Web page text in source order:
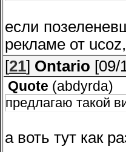
если
рекламе от
[21] Ontario [09/
Quote (abdyrda)
предлагаю такой
а воть тут как